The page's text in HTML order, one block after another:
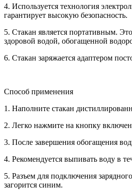
4. Используется технология
гарантирует высокую безопасность.
5. Стакан является портативным.
здоровой водой, обогащенной
6. Стакан заряжается адаптером
Способ применения
1. Наполните стакан
2. Легко нажмите на кнопку
3. После завершения обогащения
4. Рекомендуется выпивать воду в
5. Разъем для подключения
загорится синим.